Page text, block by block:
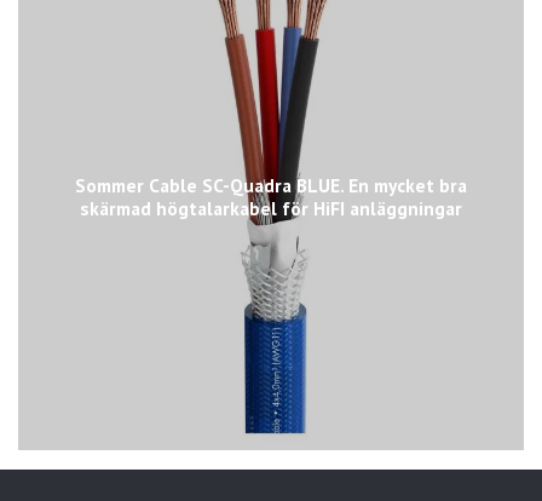
Sommer Cable SC-Quadra BLUE. En mycket bra
skärmad högtalarkabel för HiFI anläggningar